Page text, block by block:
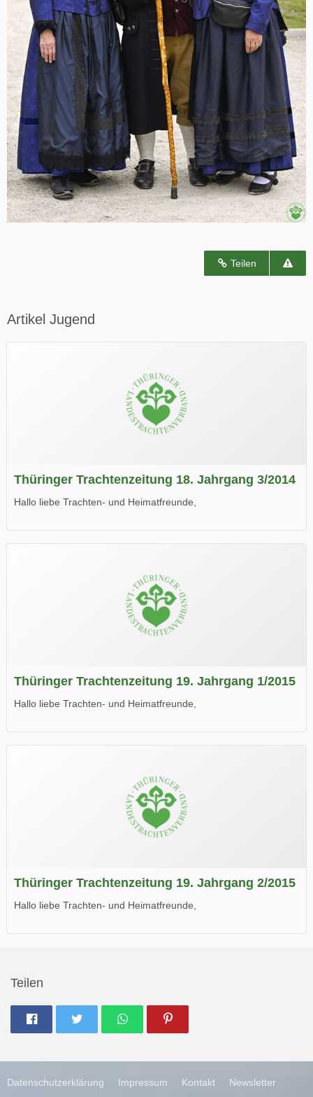
Teilen
Artikel Jugend
Thüringer Trachtenzeitung 18. Jahrgang 3/2014
Hallo liebe Trachten- und Heimatfreunde,
Wir wünschen Euch viel Spaß beim Lesen.
Thüringer Trachtenzeitung 19. Jahrgang 1/2015
Hallo liebe Trachten- und Heimatfreunde,
Wir wünschen Euch viel Spaß beim Lesen.
Thüringer Trachtenzeitung 19. Jahrgang 2/2015
Hallo liebe Trachten- und Heimatfreunde,
Teilen
Datenschutzerklärung Impressum Kontakt Newsletter